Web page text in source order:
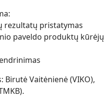
rezultatų pristatymas
paveldo produktų kūrėjų
Vaitėnienė (VIKO),